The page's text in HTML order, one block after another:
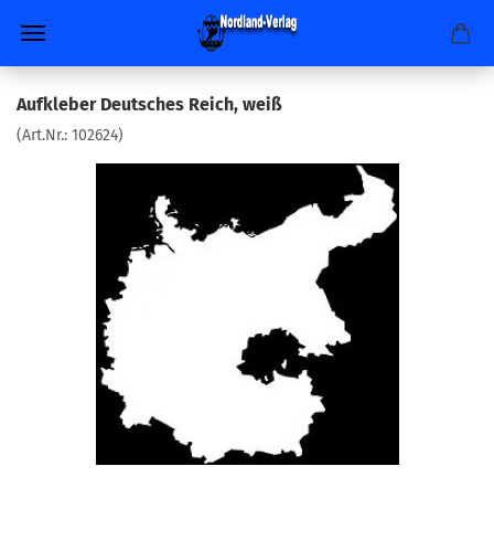
Aufkleber Deutsches Reich, weiß
(Art.Nr.: 102624)